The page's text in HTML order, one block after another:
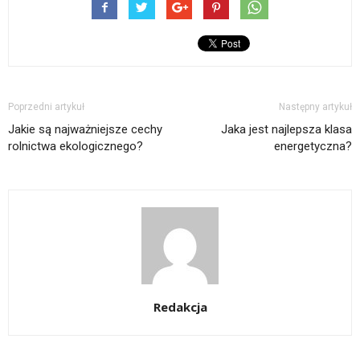
Poprzedni artykuł
Jakie są najważniejsze cechy
rolnictwa ekologicznego?
Następny artykuł
Jaka jest najlepsza klasa
energetyczna?
Redakcja